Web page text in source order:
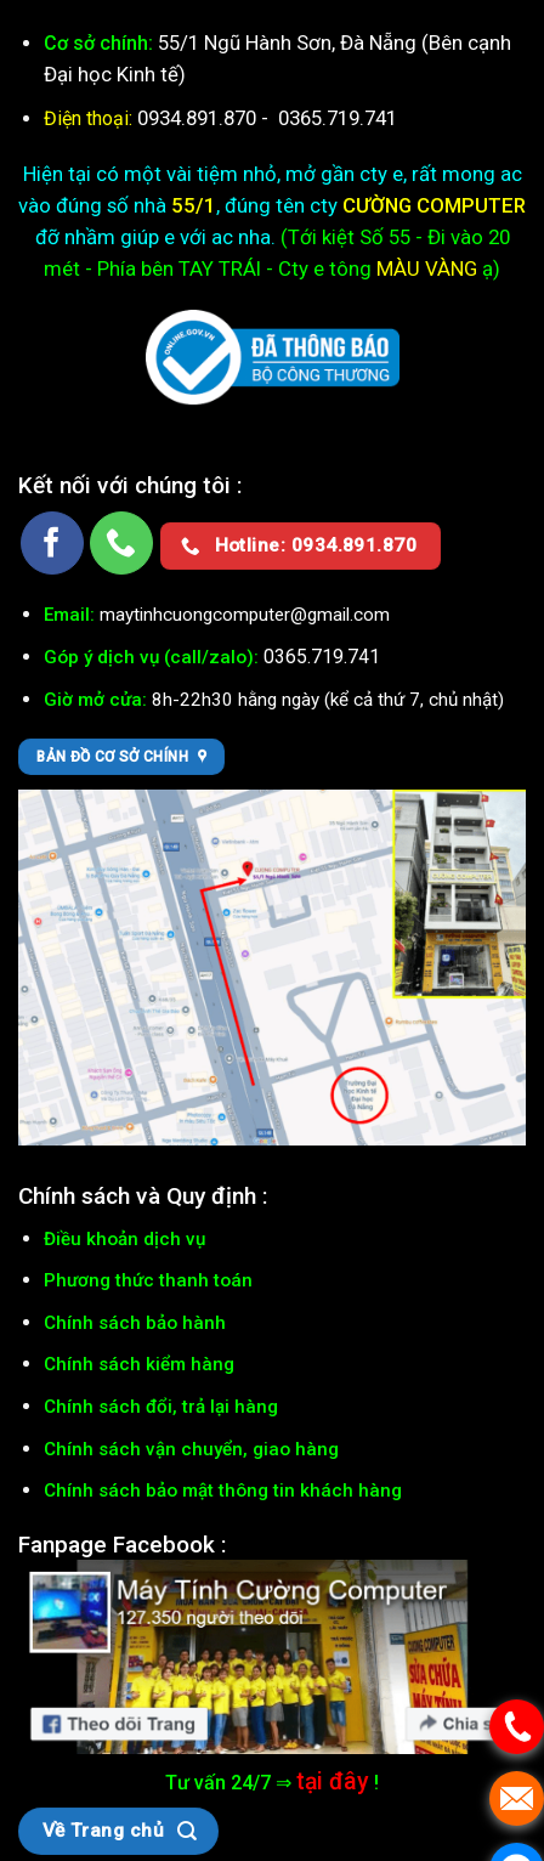
Cơ sở chính: 55/1 Ngũ Hành Sơn, Đà Nẵng (Bên cạnh
Đại học Kinh tế)
Điện thoại: 0934.891.870 - 0365.719.741
Hiện tại có một vài tiệm nhỏ, mở gần cty e, rất mong ac
vào đúng số nhà 55/1 , đúng tên cty CƯỜNG COMPUTER
đỡ nhầm giúp e với ac nha. (Tới kiệtSố 55 - Đi vào 20
mét - Phía bên TAY TRÁI - Cty e tông MÀU VÀNG ạ)
Kết nối với chúng tôi :
Hotline: 0934.891.870
Email: maytinhcuongcomputer@gmail.com
Góp ý dịch vụ (call/zalo): 0365.719.741
Giờ mở cửa: 8h-22h30 hằng ngày (kể cả thứ 7, chủ nhật)
BẢN ĐỒ CƠ SỞ CHÍNH
Chính sách và Quy định :
Điều khoản dịch vụ
Phương thức thanh toán
Chính sách bảo hành
Chính sách kiểm hàng
Chính sách đổi, trả lại hàng
Chính sách vận chuyển, giao hàng
Chính sách bảo mật thông tin khách hàng
Fanpage Facebook :
Tư vấn 24/7 ⇒ tại đây !
Về Trang chủ